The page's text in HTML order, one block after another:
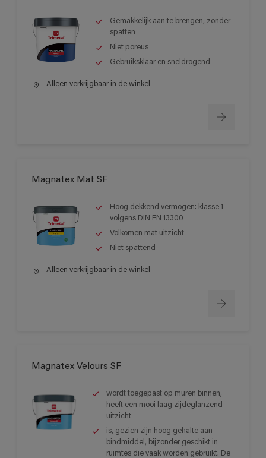
Gemakkelijk aan te brengen, zonder
spatten
Niet poreus
Gebruiksklaar en sneldrogend
Alleen verkrijgbaar in de winkel
Magnatex Mat SF
Hoog dekkend vermogen: klasse 1
volgens DIN EN 13300
Volkomen mat uitzicht
Niet spattend
Alleen verkrijgbaar in de winkel
Magnatex Velours SF
wordt toegepast op muren binnen,
heeft een mooi laag zijdeglanzend
uitzicht
is, gezien zijn hoog gehalte aan
bindmiddel, bijzonder geschikt in
ruimtes die vaak worden gebruikt. De